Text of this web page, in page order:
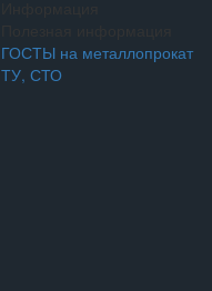
ГОСТЫ на металлопрокат
ТУ, СТО